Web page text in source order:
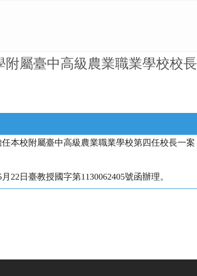
附屬臺中高級農業職業學校校
本校附屬臺中高級農業職業學校第四任校長一
22日臺教授國字第1130062405號函辦理。